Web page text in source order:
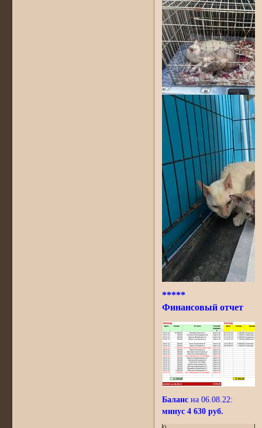
*****
Финансовый отчет
Баланс на 06.08.22:
минус 4 630 руб.